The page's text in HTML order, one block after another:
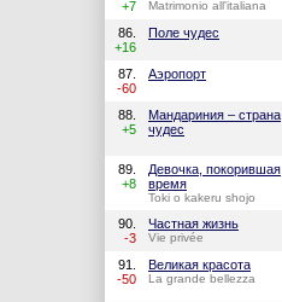
+7 Matrimonio all'italiana
86.
+16
Поле чудес
87.
-60
Аэропорт
88.
+5
Мандариния – страна
чудес
89.
+8
Девочка, покорившая
время
Toki o kakeru shojo
90.
-3
Частная жизнь
Vie privée
91.
-50
Великая красота
La grande bellezza